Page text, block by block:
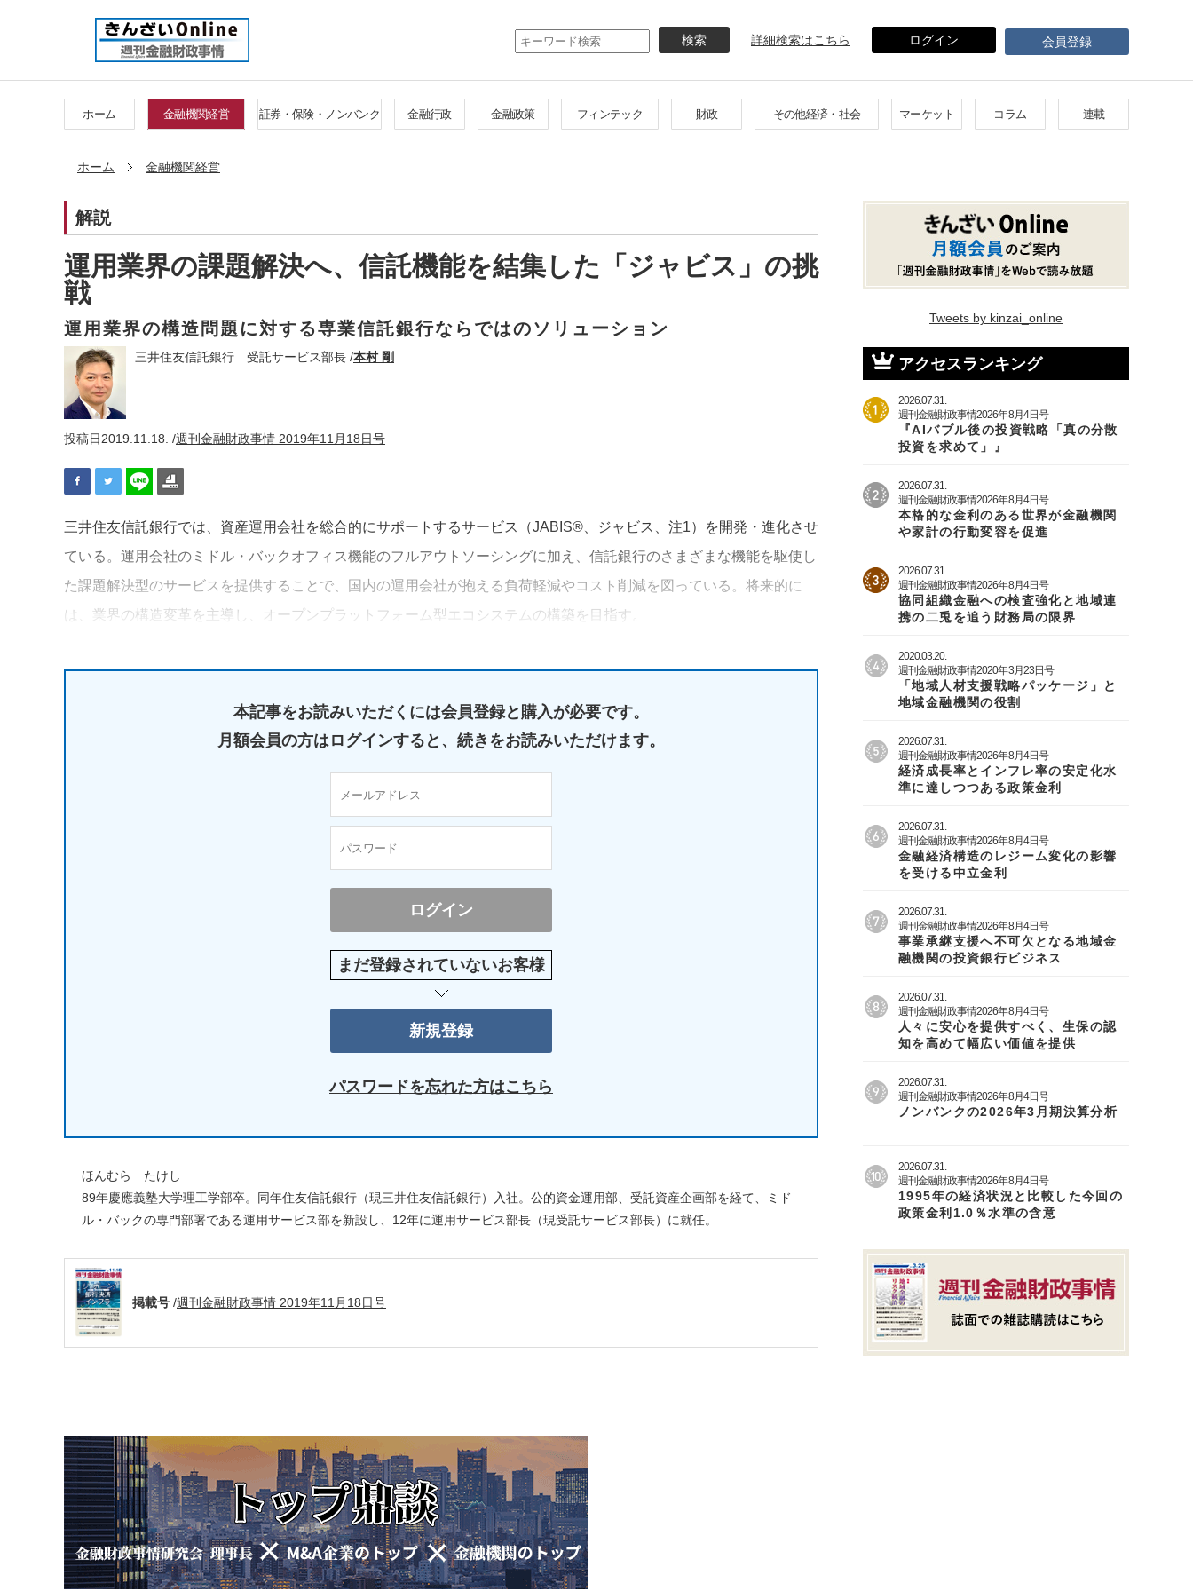
イ
ン
テ
ン
詳細検索はこちら ログイン 会員登録
ホーム 金融機関経営 証券・保険・ノンバンク 金融行政 金融政策 フィンテック 財政 その他経済・社会 マーケット コラム 連載
ホーム 金融機関経営
解説
運用業界の課題解決へ、信託機能を結集した「ジャビス」の挑
戦
運用業界の構造問題に対する専業信託銀行ならではのソリューション
三井住友信託銀行 受託サービス部長 /本村 剛
投稿日2019.11.18. /週刊金融財政事情 2019年11月18日号
三井住友信託銀行では、資産運用会社を総合的にサポートするサービス（JABIS®、ジャビス、注1）を開発・進化させ
ている。運用会社のミドル・バックオフィス機能のフルアウトソーシングに加え、信託銀行のさまざまな機能を駆使し
た課題解決型のサービスを提供することで、国内の運用会社が抱える負荷軽減やコスト削減を図っている。将来的に
は、業界の構造変革を主導し、オープンプラットフォーム型エコシステムの構築を目指す。
本記事をお読みいただくには会員登録と購入が必要です。
月額会員の方はログインすると、 続きをお読みいただけます。
まだ登録されていないお客様
パスワードを忘れた方はこちら
ほんむら たけし
89年慶應義塾大学理工学部卒。同年住友信託銀行（現三井住友信託銀行）入社。公的資金運用部、受託資産企画部を経て、ミド
ル・バックの専門部署である運用サービス部を新設し、12年に運用サービス部長（現受託サービス部長）に就任。
掲載号 /週刊金融財政事情 2019年11月18日号
Tweets by kinzai_online
アクセスランキング
2026.07.31.
週刊金融財政事情2026年8月4日号
『AIバブル後の投資戦略「真の分散
投資を求めて」』
2026.07.31.
週刊金融財政事情2026年8月4日号
本格的な金利のある世界が金融機関
や家計の行動変容を促進
2026.07.31.
週刊金融財政事情2026年8月4日号
協同組織金融への検査強化と地域連
携の二兎を追う財務局の限界
2020.03.20.
週刊金融財政事情2020年3月23日号
「地域人材支援戦略パッケージ」と
地域金融機関の役割
2026.07.31.
週刊金融財政事情2026年8月4日号
経済成長率とインフレ率の安定化水
準に達しつつある政策金利
2026.07.31.
週刊金融財政事情2026年8月4日号
金融経済構造のレジーム変化の影響
を受ける中立金利
2026.07.31.
週刊金融財政事情2026年8月4日号
事業承継支援へ不可欠となる地域金
融機関の投資銀行ビジネス
2026.07.31.
週刊金融財政事情2026年8月4日号
人々に安心を提供すべく、生保の認
知を高めて幅広い価値を提供
2026.07.31.
週刊金融財政事情2026年8月4日号
ノンバンクの2026年3月期決算分析
2026.07.31.
週刊金融財政事情2026年8月4日号
1995年の経済状況と比較した今回の
政策金利1.0％水準の含意